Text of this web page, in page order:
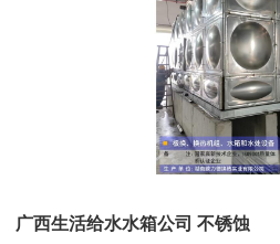
广西生活给水水箱公司 不锈蚀